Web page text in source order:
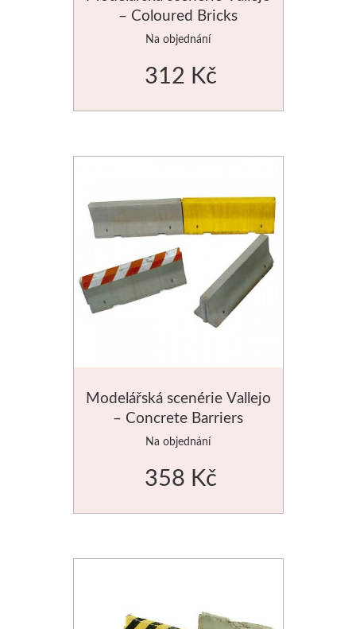
Novinky
– Coloured Bricks
Na objednání
312 Kč
Modelářská scenérie Vallejo
– Concrete Barriers
Na objednání
358 Kč